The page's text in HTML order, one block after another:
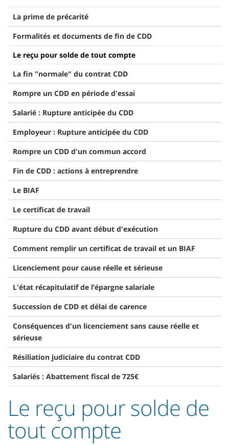
La prime de précarité
Formalités et documents de fin de CDD
Le reçu pour solde de tout compte
La fin "normale" du contrat CDD
Rompre un CDD en période d'essai
Salarié : Rupture anticipée du CDD
Employeur : Rupture anticipée du CDD
Rompre un CDD d'un commun accord
Fin de CDD : actions à entreprendre
Le BIAF
Le certificat de travail
Rupture du CDD avant début d'exécution
Comment remplir un certificat de travail et un BIAF
Licenciement pour cause réelle et sérieuse
L'état récapitulatif de l’épargne salariale
Succession de CDD et délai de carence
Conséquences d'un licenciement sans cause réelle et
sérieuse
Résiliation judiciaire du contrat CDD
Salariés : Abattement fiscal de 725€
Le reçu pour solde de
tout compte